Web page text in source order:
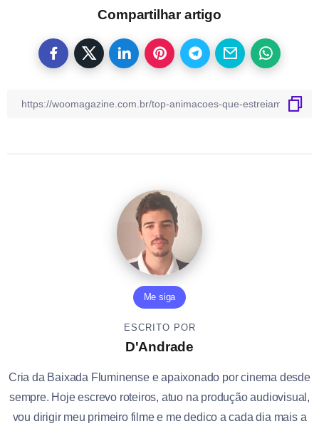
Compartilhar artigo
Me siga
ESCRITO POR
D'Andrade
Cria da Baixada Fluminense e apaixonado por cinema desde
sempre. Hoje escrevo roteiros, atuo na produção audiovisual,
vou dirigir meu primeiro filme e me dedico a cada dia mais a